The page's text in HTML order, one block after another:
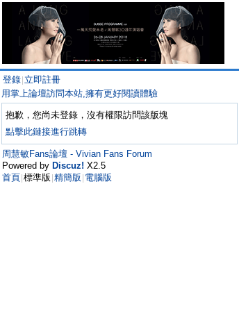
登錄 立即註冊
用掌上論壇訪問本站,擁有更好閱讀體驗
抱歉，您尚未登錄，沒有權限訪問該版塊
點擊此鏈接進行跳轉
周慧敏Fans論壇 - Vivian Fans Forum
Powered by Discuz! X2.5
首頁 標準版 精簡版 電腦版